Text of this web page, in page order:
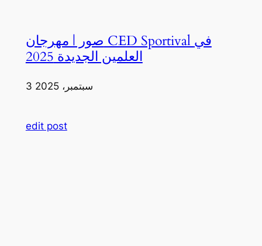
صور | مهرجان CED Sportival في
العلمين الجديدة 2025
3 سبتمبر، 2025
edit post